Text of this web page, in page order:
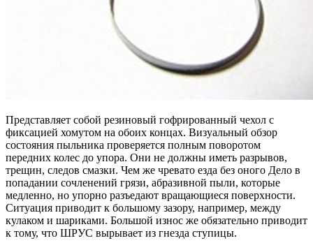
Представляет собой резиновый гофрированный чехол с
фиксацией хомутом на обоих концах. Визуальный обзор
состояния пыльника проверяется полным поворотом
передних колес до упора. Они не должны иметь разрывов,
трещин, следов смазки. Чем же чревато езда без оного Дело в
попадании сочленений грязи, абразивной пыли, которые
медленно, но упорно разъедают вращающиеся поверхности.
Ситуация приводит к большому зазору, например, между
кулаком и шариками. Большой износ же обязательно приводит
к тому, что ШРУС вырывает из гнезда ступицы.